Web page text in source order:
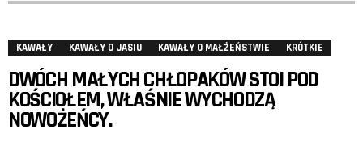
KAWAŁY KAWAŁY O JASIU KAWAŁY O MAŁŻEŃSTWIE KRÓTKIE
DWÓCH MAŁYCH CHŁOPAKÓW STOI POD
KOŚCIOŁEM, WŁAŚNIE WYCHODZĄ
NOWOŻEŃCY.